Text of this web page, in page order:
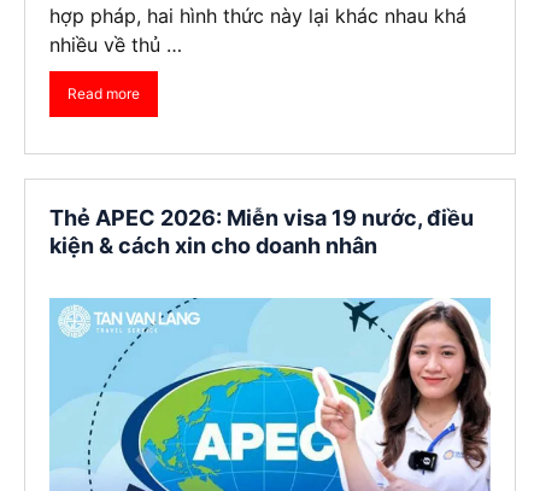
hợp pháp, hai hình thức này lại khác nhau khá
nhiều về thủ …
Read more
Thẻ APEC 2026: Miễn visa 19 nước, điều
kiện & cách xin cho doanh nhân